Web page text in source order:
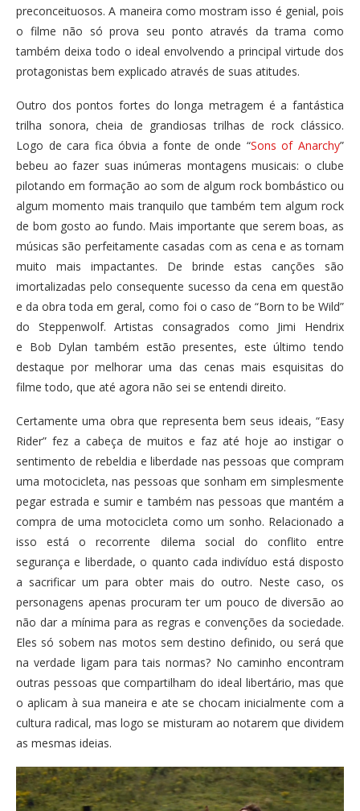
preconceituosos. A maneira como mostram isso é genial, pois
o filme não só prova seu ponto através da trama como
também deixa todo o ideal envolvendo a principal virtude dos
protagonistas bem explicado através de suas atitudes.
Outro dos pontos fortes do longa metragem é a fantástica
trilha sonora, cheia de grandiosas trilhas de rock clássico.
Logo de cara fica óbvia a fonte de onde “Sons of Anarchy”
bebeu ao fazer suas inúmeras montagens musicais: o clube
pilotando em formação ao som de algum rock bombástico ou
algum momento mais tranquilo que também tem algum rock
de bom gosto ao fundo. Mais importante que serem boas, as
músicas são perfeitamente casadas com as cena e as tornam
muito mais impactantes. De brinde estas canções são
imortalizadas pelo consequente sucesso da cena em questão
e da obra toda em geral, como foi o caso de “Born to be Wild”
do Steppenwolf. Artistas consagrados como Jimi Hendrix
e Bob Dylan também estão presentes, este último tendo
destaque por melhorar uma das cenas mais esquisitas do
filme todo, que até agora não sei se entendi direito.
Certamente uma obra que representa bem seus ideais, “Easy
Rider” fez a cabeça de muitos e faz até hoje ao instigar o
sentimento de rebeldia e liberdade nas pessoas que compram
uma motocicleta, nas pessoas que sonham em simplesmente
pegar estrada e sumir e também nas pessoas que mantém a
compra de uma motocicleta como um sonho. Relacionado a
isso está o recorrente dilema social do conflito entre
segurança e liberdade, o quanto cada indivíduo está disposto
a sacrificar um para obter mais do outro. Neste caso, os
personagens apenas procuram ter um pouco de diversão ao
não dar a mínima para as regras e convenções da sociedade.
Eles só sobem nas motos sem destino definido, ou será que
na verdade ligam para tais normas? No caminho encontram
outras pessoas que compartilham do ideal libertário, mas que
o aplicam à sua maneira e ate se chocam inicialmente com a
cultura radical, mas logo se misturam ao notarem que dividem
as mesmas ideias.